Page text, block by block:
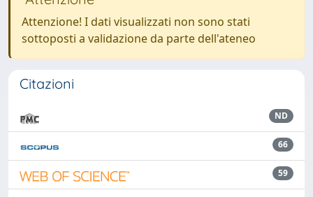
Attenzione! I dati visualizzati non sono stati
sottoposti a validazione da parte dell'ateneo
Citazioni
ND
66
59